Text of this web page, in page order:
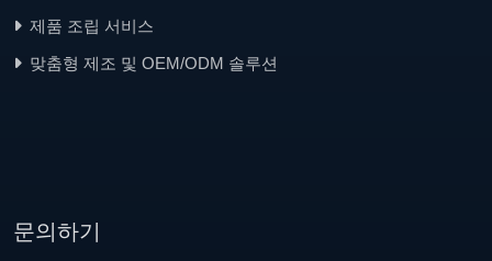
제품 조립 서비스
맞춤형 제조 및 OEM/ODM 솔루션
문의하기